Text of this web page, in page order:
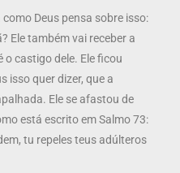
Deus pensa sobre isso:
Ele também vai receber a
o castigo dele. Ele ficou
isso quer dizer, que a
Ele se afastou de
está escrito em Salmo 73:
tu repeles teus adúlteros